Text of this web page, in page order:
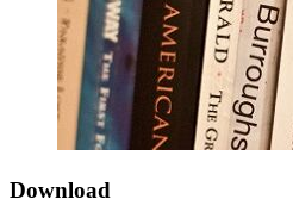
Download